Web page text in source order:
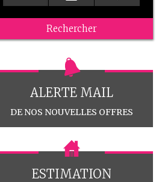
ALERTE MAIL
DE NOS NOUVELLES OFFRES
ESTIMATION